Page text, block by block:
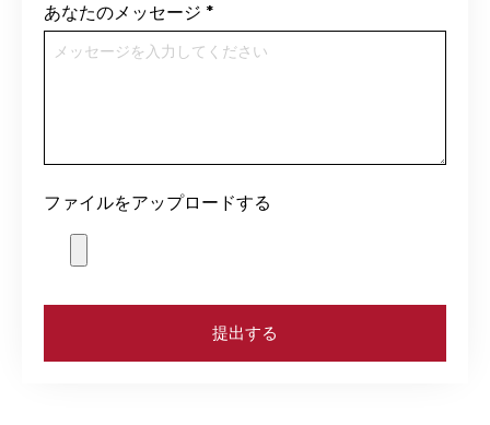
あなたのメッセージ *
ファイルをアップロードする
提出する